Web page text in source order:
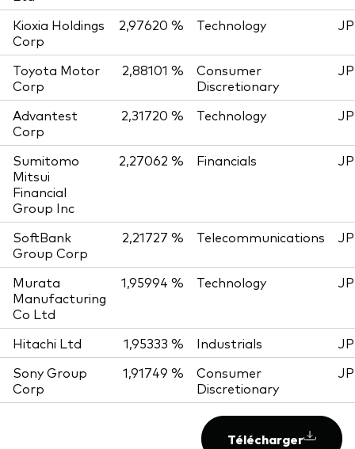
Kioxia Holdings
Corp
2,97620 % Technology JP
Toyota Motor
Corp
2,88101 %
Consumer
Discretionary
JP
Advantest
Corp
2,31720 % Technology JP
Sumitomo
Mitsui
Financial
Group Inc
2,27062 % Financials JP
SoftBank
Group Corp
2,21727 % Telecommunications JP
Murata
Manufacturing
Co Ltd
1,95994 % Technology JP
Hitachi Ltd 1,95333 % Industrials
JP
Sony Group
Corp
1,91749 %
Consumer
Discretionary
JP
Télécharger